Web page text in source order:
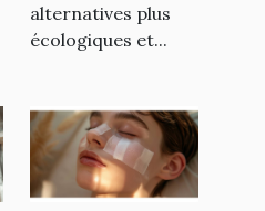
alternatives plus
écologiques et...